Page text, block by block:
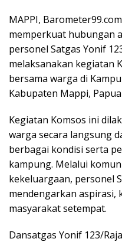
MAPPI,
memperkuat hubungan
personel Satgas Yonif
melaksanakan kegiatan
bersama warga di
Kabupaten Mappi,
Kegiatan Komsos ini
warga secara langsung
berbagai kondisi serta
kampung. Melalui
kekeluargaan, personel
mendengarkan aspirasi,
masyarakat setempat.
Dansatgas Yonif 123/